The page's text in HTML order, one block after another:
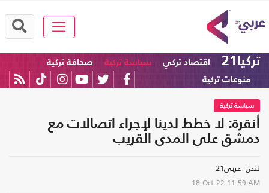
تركيا21 اقتصاد تركي سياسة تركية
صحافة تركية
منوعات تركية
سياسة تركية
أنقرة: لا خطط لدينا لإجراء اتصالات مع
دمشق على المدى القريب
لندن- عربي21
18-Oct-22 11:59 AM